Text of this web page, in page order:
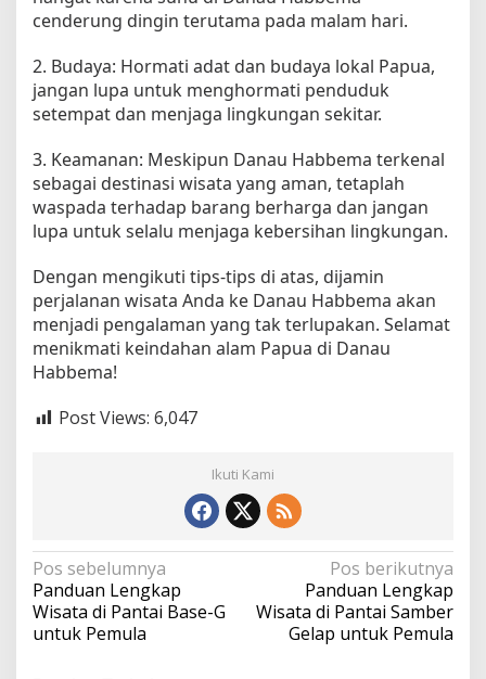
cenderung dingin terutama pada malam hari.
2. Budaya: Hormati adat dan budaya lokal Papua,
jangan lupa untuk menghormati penduduk
setempat dan menjaga lingkungan sekitar.
3. Keamanan: Meskipun Danau Habbema terkenal
sebagai destinasi wisata yang aman, tetaplah
waspada terhadap barang berharga dan jangan
lupa untuk selalu menjaga kebersihan lingkungan.
Dengan mengikuti tips-tips di atas, dijamin
perjalanan wisata Anda ke Danau Habbema akan
menjadi pengalaman yang tak terlupakan. Selamat
menikmati keindahan alam Papua di Danau
Habbema!
Post Views: 6,047
Ikuti Kami
N
a
v
Pos sebelumnya
Panduan Lengkap
Wisata di Pantai Base-G
untuk Pemula
Pos berikutnya
Panduan Lengkap
Wisata di Pantai Samber
Gelap untuk Pemula